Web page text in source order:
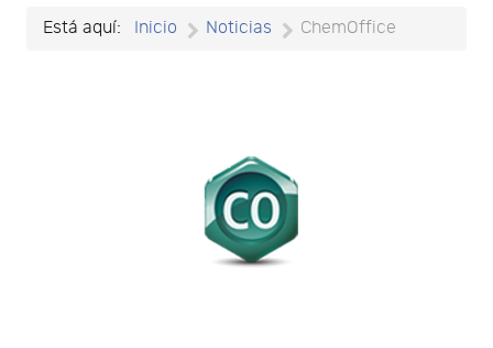
Está aquí: Inicio Noticias ChemOffice